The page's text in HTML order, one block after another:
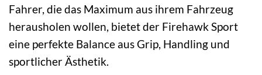
Fahrer, die das Maximum aus ihrem Fahrzeug
herausholen wollen, bietet der Firehawk Sport
eine perfekte Balance aus Grip, Handling und
sportlicher Ästhetik.